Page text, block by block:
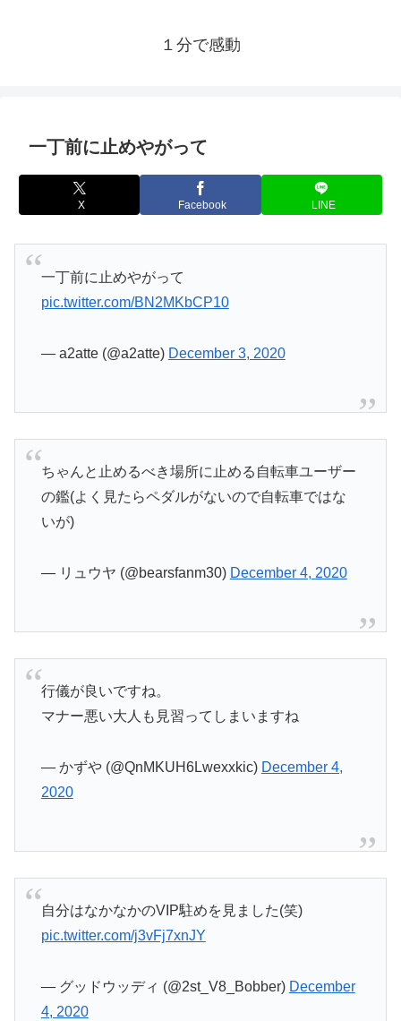
１分で感動
一丁前に止めやがって
X Facebook LINE
一丁前に止めやがって
pic.twitter.com/BN2MKbCP10
— a2atte (@a2atte) December 3, 2020
ちゃんと止めるべき場所に止める自転車ユーザー
の鑑(よく見たらペダルがないので自転車ではな
いが)
— リュウヤ (@bearsfanm30) December 4, 2020
行儀が良いですね。
マナー悪い大人も見習ってしまいますね
— かずや (@QnMKUH6Lwexxkic) December 4,
2020
自分はなかなかのVIP駐めを見ました(笑)
pic.twitter.com/j3vFj7xnJY
— グッドウッディ (@2st_V8_Bobber) December
4, 2020